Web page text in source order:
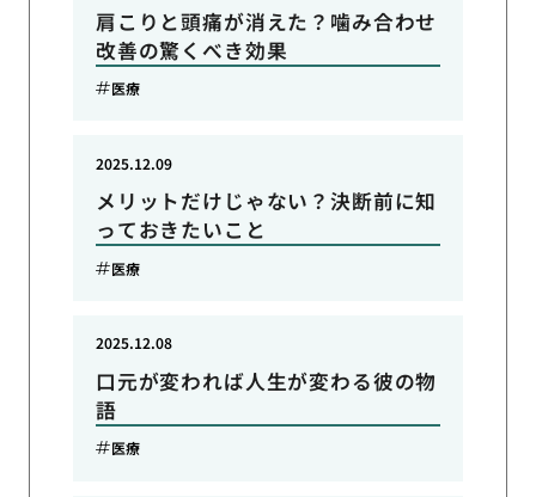
肩こりと頭痛が消えた？噛み合わせ
改善の驚くべき効果
医療
メリットだけじゃない？決断前に知
っておきたいこと
2025.12.09
医療
口元が変われば人生が変わる彼の物
語
2025.12.08
医療